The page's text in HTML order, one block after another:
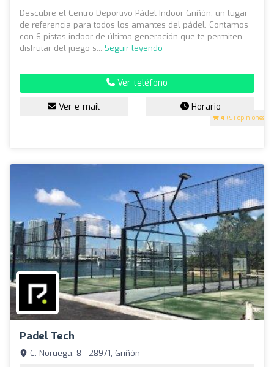
4 (91 opiniones)
Descubre el Centro Deportivo Pádel Indoor Griñón, un lugar
de referencia para todos los amantes del pádel. Contamos
con 6 pistas indoor de última generación que te permiten
disfrutar del juego s... Seguir leyendo
Ver teléfono
Ver e-mail Horario
Padel Tech
C. Noruega, 8 - 28971, Griñón